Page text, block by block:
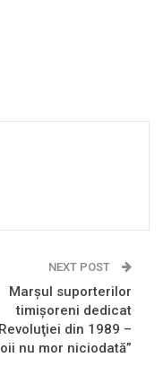
NEXT POST
Marşul suporterilor
timişoreni dedicat
Revoluţiei din 1989 –
nu mor niciodată”